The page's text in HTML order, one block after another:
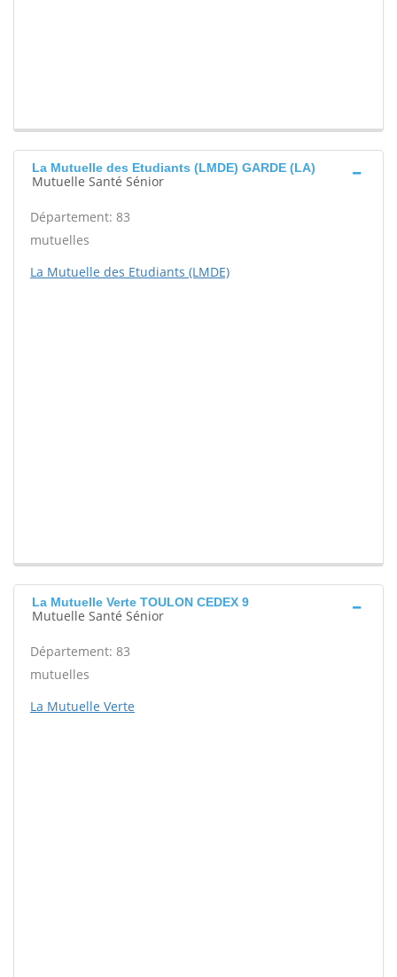
La Mutuelle des Etudiants (LMDE) GARDE (LA)
Mutuelle Santé Sénior
Département: 83
mutuelles
La Mutuelle des Etudiants (LMDE)
La Mutuelle Verte TOULON CEDEX 9
Mutuelle Santé Sénior
Département: 83
mutuelles
La Mutuelle Verte